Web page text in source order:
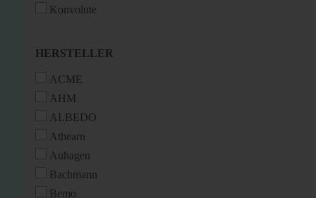
Konvolute
HERSTELLER
HERSTELLER
ACME
AHM
ALBEDO
Athearn
Auhagen
Bachmann
Bemo